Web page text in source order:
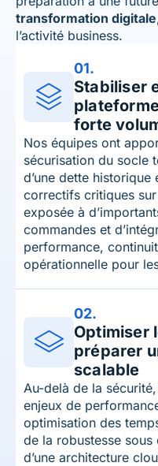
transformation digitale
l’activité business.
01.
Stabiliser
forte
Nos équipes ont
sécurisation du socle
d’une dette
correctifs critiques
exposée à
commandes et
performance,
opérationnelle pour
02.
Optimiser
préparer
scalable
Au-delà de la
enjeux de
optimisation des
de la robustesse
d’une architecture